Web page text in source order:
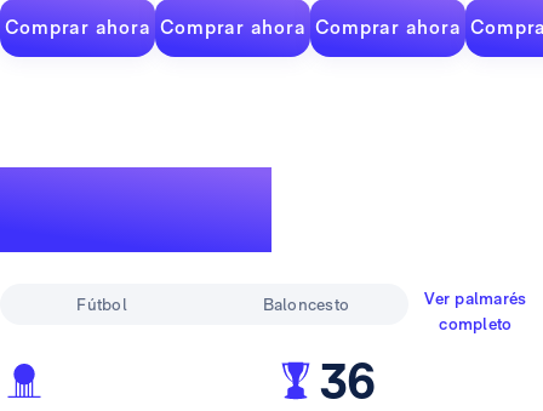
Comprar ahora Comprar ahora Comprar ahora
Fútbol Baloncesto
Ver palmarés
completo
36